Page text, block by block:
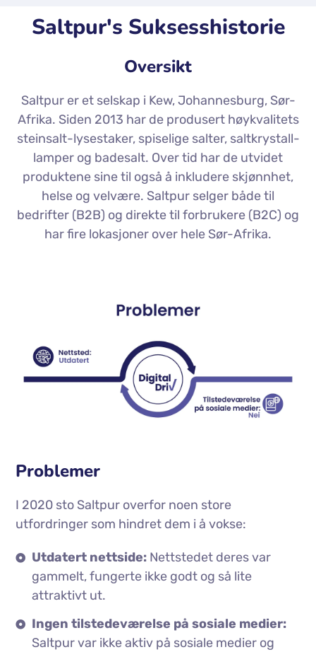
Saltpur's Suksesshistorie
Oversikt
Saltpur er et selskap i Kew, Johannesburg, Sør-
Afrika. Siden 2013 har de produsert høykvalitets
steinsalt-lysestaker, spiselige salter, saltkrystall-
lamper og badesalt. Over tid har de utvidet
produktene sine til også å inkludere skjønnhet,
helse og velvære. Saltpur selger både til
bedrifter (B2B) og direkte til forbrukere (B2C) og
har fire lokasjoner over hele Sør-Afrika.
Problemer
I 2020 sto Saltpur overfor noen store
utfordringer som hindret dem i å vokse:
Utdatert nettside:Nettstedet deres var
gammelt, fungerte ikke godt og så lite
attraktivt ut.
Ingen tilstedeværelse på sosiale medier:
Saltpur var ikke aktiv på sosiale medier og